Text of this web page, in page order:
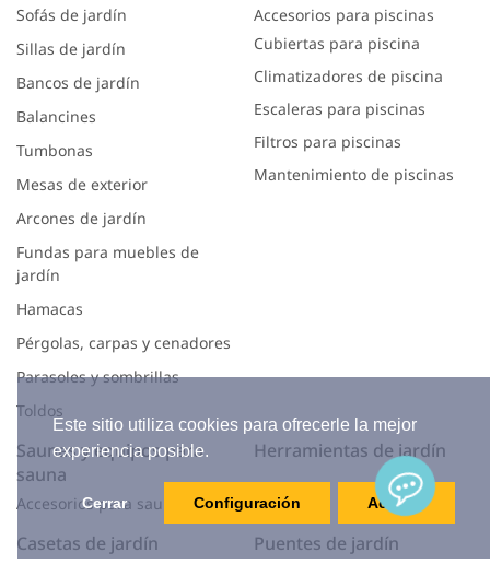
Este sitio utiliza cookies para ofrecerle la mejor
experiencia posible.
Cerrar Configuración Aceptar
Sofás de jardín
Sillas de jardín
Bancos de jardín
Balancines
Tumbonas
Mesas de exterior
Arcones de jardín
Fundas para muebles de
jardín
Hamacas
Pérgolas, carpas y cenadores
Parasoles y sombrillas
Toldos
Accesorios para piscinas
Cubiertas para piscina
Climatizadores de piscina
Escaleras para piscinas
Filtros para piscinas
Mantenimiento de piscinas
Saunas y equipos para
sauna
Accesorios para sauna
Herramientas de jardín
Casetas de jardín
Puentes de jardín